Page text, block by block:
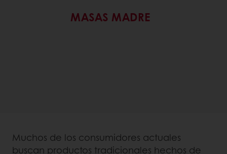
MASAS MADRE
Muchos de los consumidores actuales
buscan productos tradicionales hechos de